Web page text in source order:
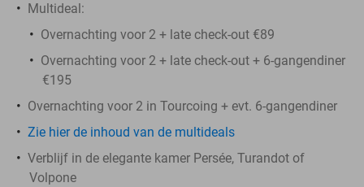
Multideal:
Overnachting voor 2 + late check-out €89
Overnachting voor 2 + late check-out + 6-gangendiner
€195
Overnachting voor 2 in Tourcoing + evt. 6-gangendiner
Zie hier de inhoud van de multideals
Verblijf in de elegante kamer Persée, Turandot of
Volpone